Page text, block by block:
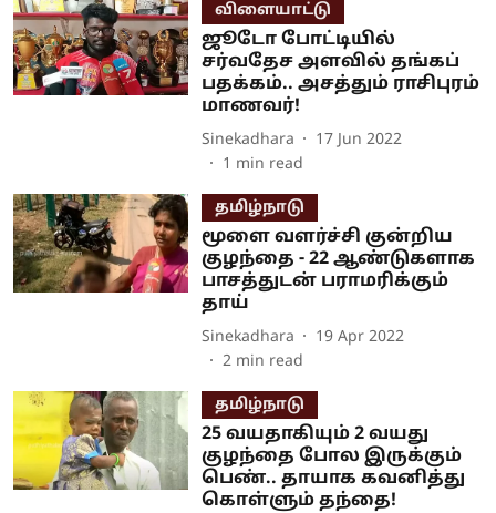
விளையாட்டு
ஜூடோ போட்டியில்
சர்வதேச அளவில் தங்கப்
பதக்கம்.. அசத்தும் ராசிபுரம்
மாணவர்!
Sinekadhara
17 Jun 2022
1 min read
தமிழ்நாடு
மூளை வளர்ச்சி குன்றிய
குழந்தை - 22 ஆண்டுகளாக
பாசத்துடன் பராமரிக்கும்
தாய்
Sinekadhara
19 Apr 2022
2 min read
தமிழ்நாடு
25 வயதாகியும் 2 வயது
குழந்தை போல இருக்கும்
பெண்.. தாயாக கவனித்து
கொள்ளும் தந்தை!